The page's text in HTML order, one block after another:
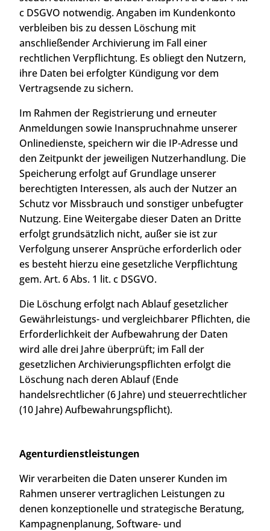
c DSGVO notwendig. Angaben im Kundenkonto
verbleiben bis zu dessen Löschung mit
anschließender Archivierung im Fall einer
rechtlichen Verpflichtung. Es obliegt den Nutzern,
ihre Daten bei erfolgter Kündigung vor dem
Vertragsende zu sichern.
Im Rahmen der Registrierung und erneuter
Anmeldungen sowie Inanspruchnahme unserer
Onlinedienste, speichern wir die IP-Adresse und
den Zeitpunkt der jeweiligen Nutzerhandlung. Die
Speicherung erfolgt auf Grundlage unserer
berechtigten Interessen, als auch der Nutzer an
Schutz vor Missbrauch und sonstiger unbefugter
Nutzung. Eine Weitergabe dieser Daten an Dritte
erfolgt grundsätzlich nicht, außer sie ist zur
Verfolgung unserer Ansprüche erforderlich oder
es besteht hierzu eine gesetzliche Verpflichtung
gem. Art. 6 Abs. 1 lit. c DSGVO.
Die Löschung erfolgt nach Ablauf gesetzlicher
Gewährleistungs- und vergleichbarer Pflichten, die
Erforderlichkeit der Aufbewahrung der Daten
wird alle drei Jahre überprüft; im Fall der
gesetzlichen Archivierungspflichten erfolgt die
Löschung nach deren Ablauf (Ende
handelsrechtlicher (6 Jahre) und steuerrechtlicher
(10 Jahre) Aufbewahrungspflicht).
Agenturdienstleistungen
Wir verarbeiten die Daten unserer Kunden im
Rahmen unserer vertraglichen Leistungen zu
denen konzeptionelle und strategische Beratung,
Kampagnenplanung, Software- und